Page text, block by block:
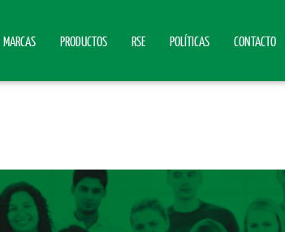
MARCAS PRODUCTOS RSE POLÍTICAS CONTACTO